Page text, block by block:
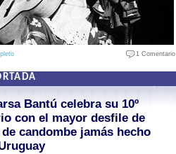
1 Comentario
Bantú celebra su 10º
con el mayor desfile de
candombe jamás hecho